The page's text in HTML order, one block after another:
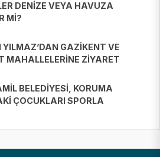
DENİZE VEYA HAVUZA
Mİ?
YILMAZ’DAN GAZİKENT VE
MAHALLELERİNE ZİYARET
BELEDİYESİ, KORUMA
ÇOCUKLARI SPORLA